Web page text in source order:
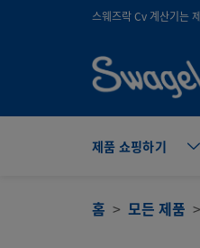
text.skipToContent
text.skipToNavigation
스웨즈락 Cv 계산기는
제품 쇼핑하기
홈 모든 제품